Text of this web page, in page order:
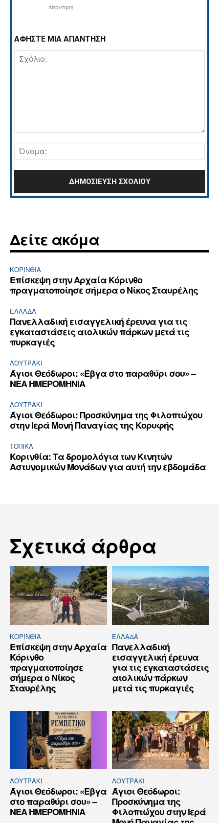
Απάντηση
ΑΦΗΣΤΕ ΜΙΑ ΑΠΑΝΤΗΣΗ
Δείτε ακόμα
ΚΟΡΙΝΘΊΑ
Επίσκεψη στην Αρχαία Κόρινθο
πραγματοποίησε σήμερα ο Νίκος Σταυρέλης
ΕΛΛΆΔΑ
Πανελλαδική εισαγγελική έρευνα για τις
εγκαταστάσεις αιολικών πάρκων μετά τις
πυρκαγιές
ΛΟΥΤΡΆΚΙ
Άγιοι Θεόδωροι: «Έβγα στο παραθύρι σου» –
ΝΕΑ ΗΜΕΡΟΜΗΝΙΑ
ΛΟΥΤΡΆΚΙ
Άγιοι Θεόδωροι: Προσκύνημα της Φιλοπτώχου
στην Ιερά Μονή Παναγίας της Κορυφής
ΤΟΠΙΚΑ
Κορινθία: Τα δρομολόγια των Κινητών
Αστυνομικών Μονάδων για αυτή την εβδομάδα
Σχετικά άρθρα
ΚΟΡΙΝΘΊΑ
Επίσκεψη στην Αρχαία
Κόρινθο
πραγματοποίησε
σήμερα ο Νίκος
Σταυρέλης
ΕΛΛΆΔΑ
Πανελλαδική
εισαγγελική έρευνα
για τις εγκαταστάσεις
αιολικών πάρκων
μετά τις πυρκαγιές
ΛΟΥΤΡΆΚΙ
Άγιοι Θεόδωροι: «Έβγα
στο παραθύρι σου» –
ΝΕΑ ΗΜΕΡΟΜΗΝΙΑ
ΛΟΥΤΡΆΚΙ
Άγιοι Θεόδωροι:
Προσκύνημα της
Φιλοπτώχου στην Ιερά